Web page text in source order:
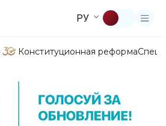
РУ
Конституционная реформа